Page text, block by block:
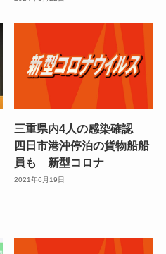
三重県内4人の感染確認
四日市港沖停泊の貨物船船
員も 新型コロナ
2021年6月19日